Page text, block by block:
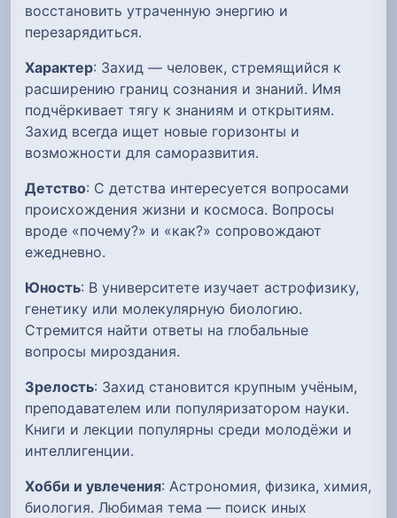
восстановить утраченную энергию и
перезарядиться.
Характер: Захид — человек, стремящийся к
расширению границ сознания и знаний. Имя
подчёркивает тягу к знаниям и открытиям.
Захид всегда ищет новые горизонты и
возможности для саморазвития.
Детство: С детства интересуется вопросами
происхождения жизни и космоса. Вопросы
вроде «почему?» и «как?» сопровождают
ежедневно.
Юность: В университете изучает астрофизику,
генетику или молекулярную биологию.
Стремится найти ответы на глобальные
вопросы мироздания.
Зрелость: Захид становится крупным учёным,
преподавателем или популяризатором науки.
Книги и лекции популярны среди молодёжи и
интеллигенции.
Хобби и увлечения: Астрономия, физика, химия,
биология. Любимая тема — поиск иных